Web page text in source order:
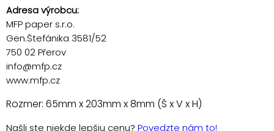
Adresa výrobcu:
MFP paper s.r.o.
Gen.Štefánika 3581/52
750 02 Přerov
info@mfp.cz
www.mfp.cz
Rozmer: 65mm x 203mm x 8mm (Š x V x H)
Našli ste niekde lepšiu cenu? Povedzte nám to!